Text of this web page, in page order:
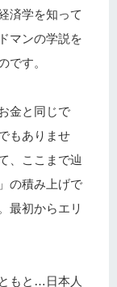
済学を知って
マンの学説を
です。
金と同じで
もありませ
、ここまで辿
の積み上げで
最初からエリ
もと…日本人